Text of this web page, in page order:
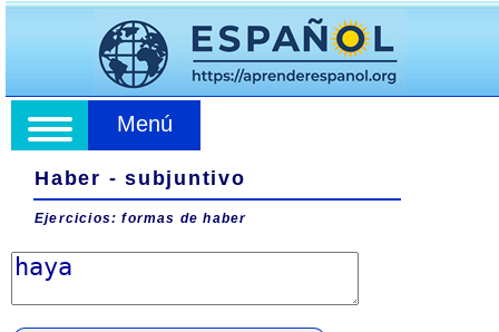
Menú
Haber - subjuntivo
Ejercicios: formas de haber